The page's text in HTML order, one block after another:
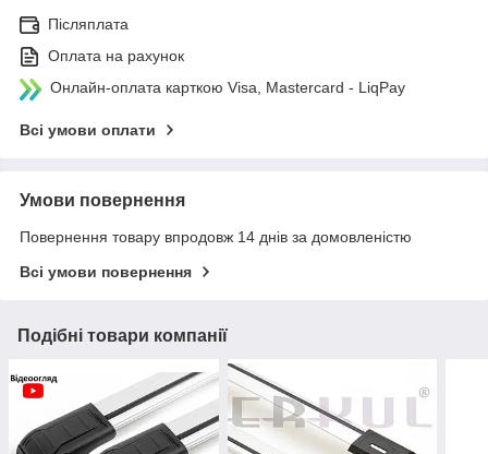
Післяплата
Оплата на рахунок
Онлайн-оплата карткою Visa, Mastercard - LiqPay
Всі умови оплати
Умови повернення
Повернення товару впродовж 14 днів за домовленістю
Всі умови повернення
Подібні товари компанії